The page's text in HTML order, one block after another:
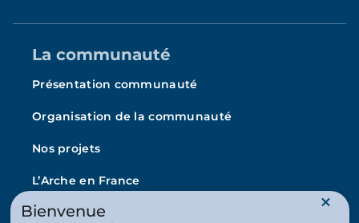
La communauté
Présentation communauté
Organisation de la communauté
Nos projets
L’Arche en France
La vie au quotidien
Bienvenue